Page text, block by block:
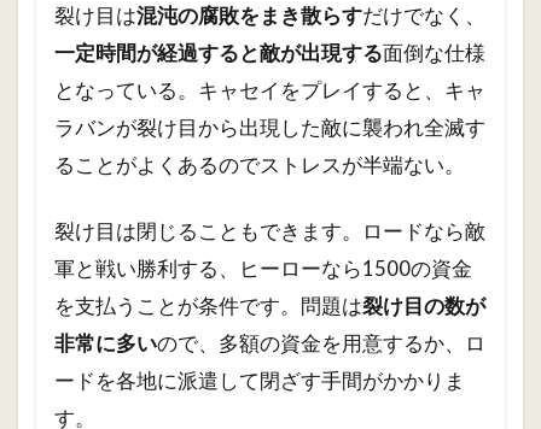
裂け目は混沌の腐敗をまき散らすだけでなく、
一定時間が経過すると敵が出現する面倒な仕様
となっている。キャセイをプレイすると、キャ
ラバンが裂け目から出現した敵に襲われ全滅す
ることがよくあるのでストレスが半端ない。
裂け目は閉じることもできます。ロードなら敵
軍と戦い勝利する、ヒーローなら1500の資金
を支払うことが条件です。問題は裂け目の数が
非常に多いので、多額の資金を用意するか、ロ
ードを各地に派遣して閉ざす手間がかかりま
す。